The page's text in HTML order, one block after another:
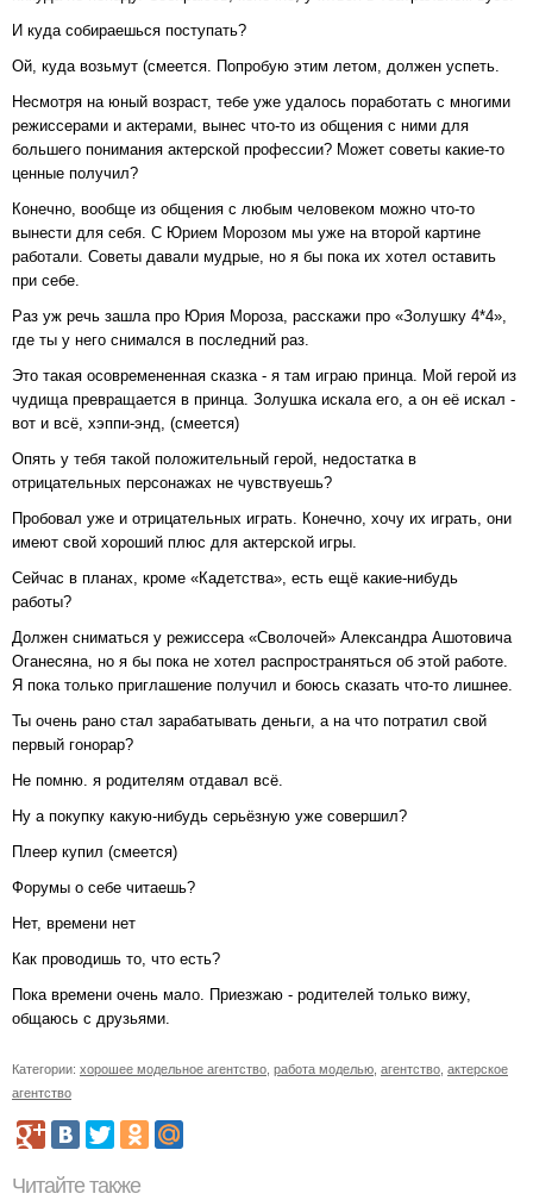
И куда собираешься поступать?
Ой, куда возьмут (смеется. Попробую этим летом, должен успеть.
Несмотря на юный возраст, тебе уже удалось поработать с многими
режиссерами и актерами, вынес что-то из общения с ними для
большего понимания актерской профессии? Может советы какие-то
ценные получил?
Конечно, вообще из общения с любым человеком можно что-то
вынести для себя. С Юрием Морозом мы уже на второй картине
работали. Советы давали мудрые, но я бы пока их хотел оставить
при себе.
Раз уж речь зашла про Юрия Мороза, расскажи про «Золушку 4*4»,
где ты у него снимался в последний раз.
Это такая осовремененная сказка - я там играю принца. Мой герой из
чудища превращается в принца. Золушка искала его, а он её искал -
вот и всё, хэппи-энд, (смеется)
Опять у тебя такой положительный герой, недостатка в
отрицательных персонажах не чувствуешь?
Пробовал уже и отрицательных играть. Конечно, хочу их играть, они
имеют свой хороший плюс для актерской игры.
Сейчас в планах, кроме «Кадетства», есть ещё какие-нибудь
работы?
Должен сниматься у режиссера «Сволочей» Александра Ашотовича
Оганесяна, но я бы пока не хотел распространяться об этой работе.
Я пока только приглашение получил и боюсь сказать что-то лишнее.
Ты очень рано стал зарабатывать деньги, а на что потратил свой
первый гонорар?
Не помню. я родителям отдавал всё.
Ну а покупку какую-нибудь серьёзную уже совершил?
Плеер купил (смеется)
Форумы о себе читаешь?
Нет, времени нет
Как проводишь то, что есть?
Пока времени очень мало. Приезжаю - родителей только вижу,
общаюсь с друзьями.
Категории: хорошее модельное агентство, работа моделью, агентство, актерское
агентство
Читайте также